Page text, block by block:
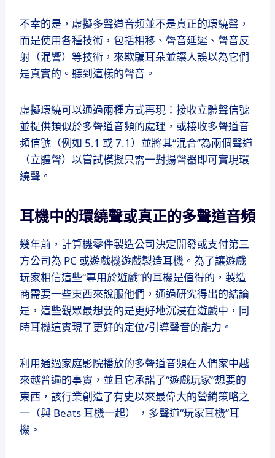
不幸的是，虛擬多聲道音頻並不是真正的環繞聲，
而是使用各種技術，包括相移、聲音延遲、聲音反
射（混響）等技術，來欺騙耳朵並讓人誤以為它們
是真實的。 聽到這樣的聲音。
虛擬環繞可以通過兩種方式再現：接收立體聲信號
並提供類似於多聲道音頻的處理，或接收多聲道音
頻信號（例如 5.1 或 7.1）並將其“混合”為兩個聲道
（立體聲）以嘗試模擬只需一對揚聲器即可實現環
繞聲。
耳機中的環繞聲或真正的多聲道音頻
幾年前，計算機零件製造公司決定開發或支付第三
方公司為 PC 或遊戲機遊戲製造耳機。 為了讓遊戲
玩家相信這些“專用於遊戲”的耳機是值得的，製造
商需要一些東西來說服他們，通過研究得出的結論
是，這些觀眾最想要的是更好地沉浸在遊戲中，同
時耳機這實現了更好的定位/引導聲音的能力。
利用通過家庭影院播放的多聲道音頻在人們家中越
來越普遍的事實，並且它承諾了“遊戲玩家”想要的
東西，該行業創造了有史以來最偉大的營銷策略之
一（與 Beats 耳機一起） ，多聲道“玩家耳機”耳
機。